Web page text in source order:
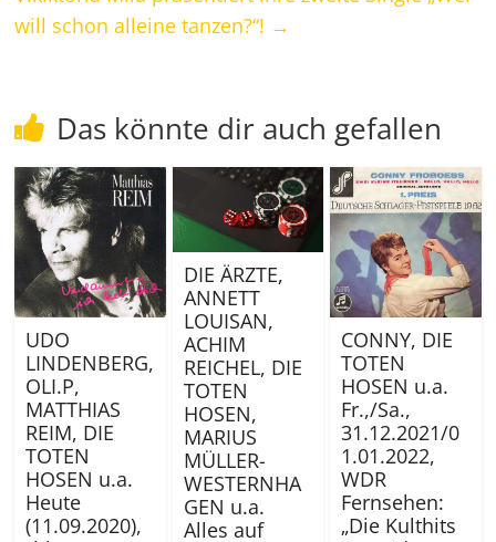
will schon alleine tanzen?“! →
Das könnte dir auch gefallen
UDO
LINDENBERG,
OLI.P,
MATTHIAS
REIM, DIE
TOTEN
HOSEN u.a.
Heute
(11.09.2020),
DIE ÄRZTE,
ANNETT
LOUISAN,
ACHIM
REICHEL, DIE
TOTEN
HOSEN,
MARIUS
MÜLLER-
WESTERNHA
GEN u.a.
Alles auf
CONNY, DIE
TOTEN
HOSEN u.a.
Fr.,/Sa.,
31.12.2021/0
1.01.2022,
WDR
Fernsehen:
„Die Kulthits